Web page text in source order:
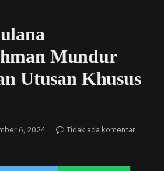
Mundur
Utusan Khusus
6, 2024
Tidak ada komentar